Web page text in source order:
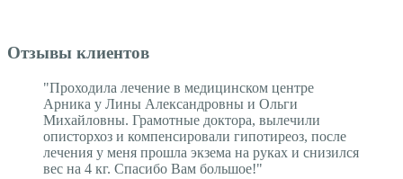
Отзывы клиентов
"Проходила лечение в медицинском центре
Арника у Лины Александровны и Ольги
Михайловны. Грамотные доктора, вылечили
описторхоз и компенсировали гипотиреоз, после
лечения у меня прошла экзема на руках и снизился
вес на 4 кг. Спасибо Вам большое!"